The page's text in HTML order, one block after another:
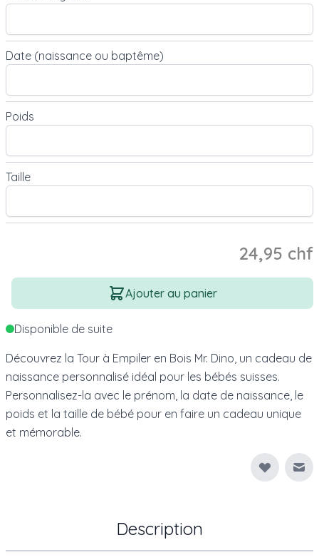
Date (naissance ou baptême)
Poids
Taille
24,95 chf
Quantité
Ajouter au panier
Disponible de suite
Découvrez la Tour à Empiler en Bois Mr. Dino, un cadeau de
naissance personnalisé idéal pour les bébés suisses.
Personnalisez-la avec le prénom, la date de naissance, le
poids et la taille de bébé pour en faire un cadeau unique
et mémorable.
Description